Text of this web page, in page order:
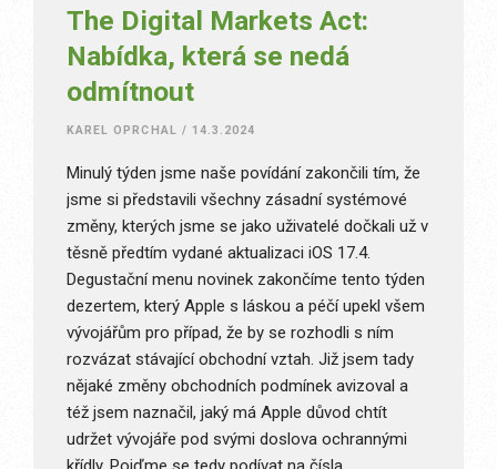
The Digital Markets Act:
Nabídka, která se nedá
odmítnout
KAREL OPRCHAL / 14.3.2024
Minulý týden jsme naše povídání zakončili tím, že
jsme si představili všechny zásadní systémové
změny, kterých jsme se jako uživatelé dočkali už v
těsně předtím vydané aktualizaci iOS 17.4.
Degustační menu novinek zakončíme tento týden
dezertem, který Apple s láskou a péčí upekl všem
vývojářům pro případ, že by se rozhodli s ním
rozvázat stávající obchodní vztah. Již jsem tady
nějaké změny obchodních podmínek avizoval a
též jsem naznačil, jaký má Apple důvod chtít
udržet vývojáře pod svými doslova ochrannými